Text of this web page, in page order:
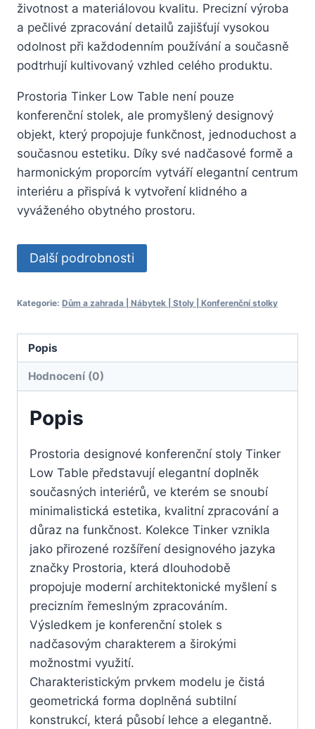
životnost a materiálovou kvalitu. Precizní výroba
a pečlivé zpracování detailů zajišťují vysokou
odolnost při každodenním používání a současně
podtrhují kultivovaný vzhled celého produktu.
Prostoria Tinker Low Table není pouze
konferenční stolek, ale promyšlený designový
objekt, který propojuje funkčnost, jednoduchost a
současnou estetiku. Díky své nadčasové formě a
harmonickým proporcím vytváří elegantní centrum
interiéru a přispívá k vytvoření klidného a
vyváženého obytného prostoru.
Další podrobnosti
Kategorie: Dům a zahrada | Nábytek | Stoly | Konferenční stolky
Popis
Hodnocení (0)
Popis
Prostoria designové konferenční stoly Tinker
Low Table představují elegantní doplněk
současných interiérů, ve kterém se snoubí
minimalistická estetika, kvalitní zpracování a
důraz na funkčnost. Kolekce Tinker vznikla
jako přirozené rozšíření designového jazyka
značky Prostoria, která dlouhodobě
propojuje moderní architektonické myšlení s
precizním řemeslným zpracováním.
Výsledkem je konferenční stolek s
nadčasovým charakterem a širokými
možnostmi využití.
Charakteristickým prvkem modelu je čistá
geometrická forma doplněná subtilní
konstrukcí, která působí lehce a elegantně.